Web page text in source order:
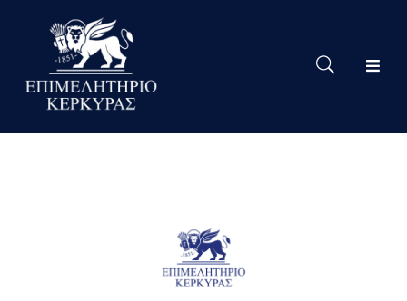
Το
Eπιμελητήριο